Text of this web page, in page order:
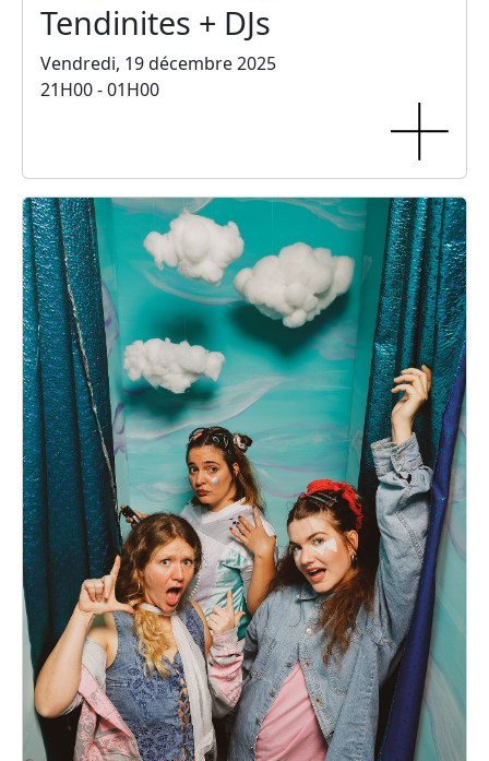
Tendinites + DJs
Vendredi, 19 décembre 2025
21H00 - 01H00